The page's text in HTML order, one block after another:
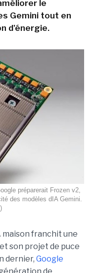
le
Gemini tout en
d'énergie.
préparerait Frozen v2,
des modèles dIA Gemini.
maison franchit une
son projet de puce
dernier, Google